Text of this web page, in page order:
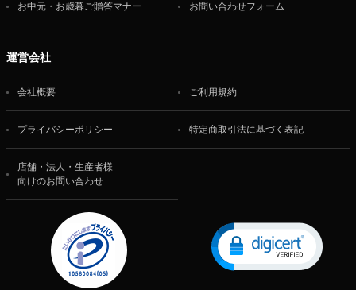
お中元・お歳暮ご贈答マナー お問い合わせフォーム
運営会社
会社概要 ご利用規約
プライバシーポリシー 特定商取引法に基づく表記
店舗・法人・生産者様
向けのお問い合わせ